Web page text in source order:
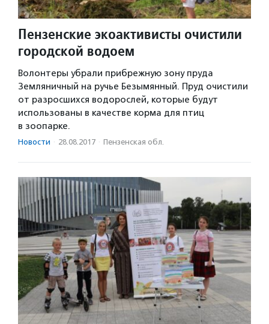
Пензенские экоактивисты очистили
городской водоем
Волонтеры убрали прибрежную зону пруда
Земляничный на ручье Безымянный. Пруд очистили
от разросшихся водорослей, которые будут
использованы в качестве корма для птиц
в зоопарке.
Новости · 28.08.2017 · Пензенская обл.